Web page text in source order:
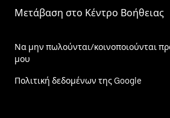
Μετάβαση στο Κέντρο Βοήθειας
Να μην πωλούνται/κοινοποιούνται
μου
Πολιτική δεδομένων της Google